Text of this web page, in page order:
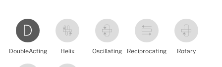
DoubleActing Helix Oscillating Reciprocating Rotary